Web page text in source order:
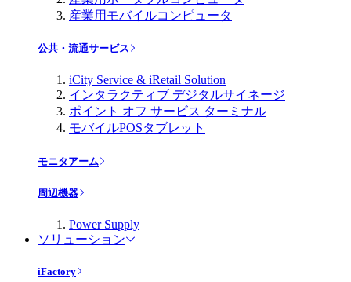
産業用モバイルコンピュータ
公共・流通サービス
iCity Service & iRetail Solution
インタラクティブ デジタルサイネージ
ポイント オフ サービス ターミナル
モバイルPOSタブレット
モニタアーム
周辺機器
Power Supply
ソリューション
iFactory